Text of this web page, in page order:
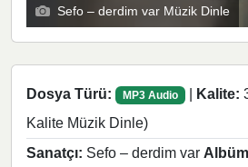
Sefo – derdim var Müzik Dinle
Dosya Türü: MP3 Audio | Kalite:
Kalite Müzik Dinle)
Sanatçı: Sefo – derdim var